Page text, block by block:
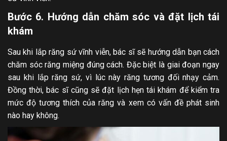
Bước 6. Hướng dẫn chăm sóc và đặt lịch tái
khám
Sau khi lắp răng sứ vĩnh viễn, bác sĩ sẽ hướng dẫn bạn cách
chăm sóc răng miệng đúng cách. Đặc biệt là giai đoạn ngay
sau khi lắp răng sứ, vì lúc này răng tương đối nhạy cảm.
Đồng thời, bác sĩ cũng sẽ đặt lịch hẹn tái khám để kiểm tra
mức độ tương thích của răng và xem có vấn đề phát sinh
nào hay không.